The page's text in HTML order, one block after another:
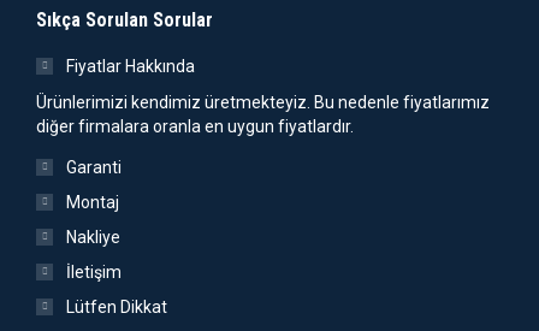
Sıkça Sorulan Sorular
Fiyatlar Hakkında
Ürünlerimizi kendimiz üretmekteyiz. Bu nedenle fiyatlarımız
diğer firmalara oranla en uygun fiyatlardır.
Garanti
Montaj
Nakliye
İletişim
Lütfen Dikkat